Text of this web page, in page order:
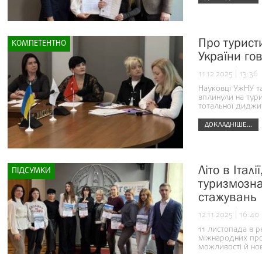
КОМПЕТЕНТНО
Про
України
11.12.2025 | 13:36
Науковці УжНУ
вплинули на
тотальної
ДОКЛАДНІШЕ...
ПІДСУМКИ
Літо в
стажувань
12.11.2025 | 16:40
11 листопада в
міжнародних
можливості й